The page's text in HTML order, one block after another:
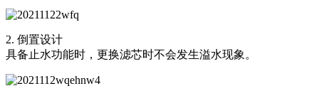
2. 倒置设计
具备止水功能时，更换滤芯时不会发生溢水现象。